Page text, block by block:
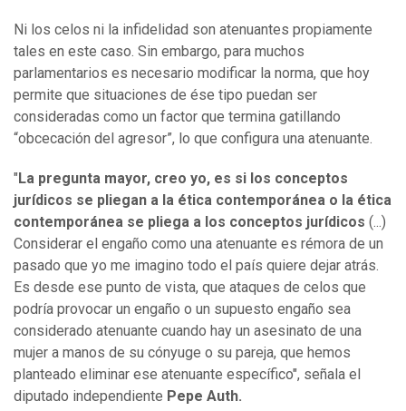
Ni los celos ni la infidelidad son atenuantes propiamente
tales en este caso. Sin embargo, para muchos
parlamentarios es necesario modificar la norma, que hoy
permite que situaciones de ése tipo puedan ser
consideradas como un factor que termina gatillando
“obcecación del agresor”, lo que configura una atenuante.
" La pregunta mayor, creo yo, es si los conceptos
jurídicos se pliegan a la ética contemporánea o la ética
contemporánea se pliega a los conceptos jurídicos (...)
Considerar el engaño como una atenuante es rémora de un
pasado que yo me imagino todo el país quiere dejar atrás.
Es desde ese punto de vista, que ataques de celos que
podría provocar un engaño o un supuesto engaño sea
considerado atenuante cuando hay un asesinato de una
mujer a manos de su cónyuge o su pareja, que hemos
planteado eliminar ese atenuante específico", señala el
diputado independiente Pepe Auth.